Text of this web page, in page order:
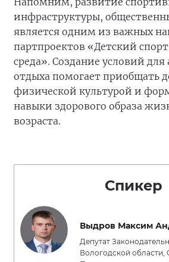
инфраструктуры,
является одним из важных
партпроектов «Детский
среда». Создание условий для
отдыха помогает приобщать
физической культурой и
навыки здорового образа
возраста.
Спикер
Выдров Максим
Депутат
Вологодской области,